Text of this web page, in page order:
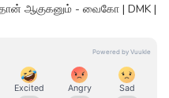
ஆகுகனும் - வைகோ | DMK |